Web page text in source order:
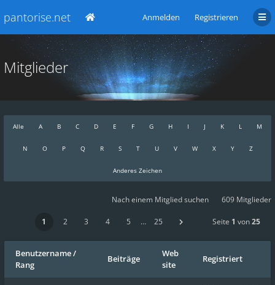
pantorise.net Anmelden Registrieren
Mitglieder
Alle A B C D E F G H I J K L M
N O P Q R S T U V W X Y Z
Anderes Zeichen
Nach einem Mitglied suchen 609 Mitglieder
1 2 3 4 5 … 25 Seite 1 von25
Benutzername/
Rang
Beiträge
Web
site
Registriert